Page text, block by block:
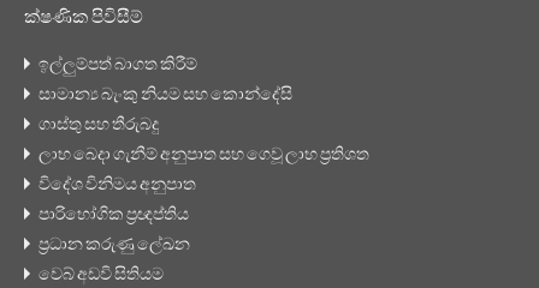
ක්ෂණික පිවිසීම්
ඉල්ලුම්පත් බාගත කිරීම්
සාමාන්‍ය බැංකු නියම සහ කොන්දේසි
ගාස්තු සහ තීරුබදු
ලාභ බෙදා ගැනීම් අනුපාත සහ ගෙවූ ලාභ ප්‍රතිශත
විදේශ විනිමය අනුපාත
පාරිභෝගික ප්‍රඥප්තිය
ප්‍රධාන කරුණු ලේඛන
වෙබ් අඩවි සිතියම